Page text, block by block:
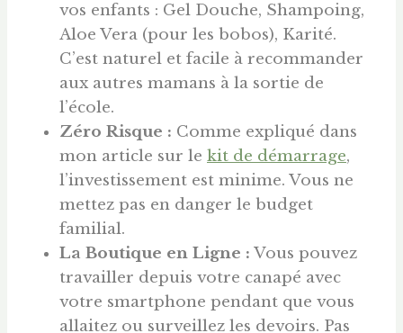
vos enfants : Gel Douche, Shampoing,
Aloe Vera (pour les bobos), Karité.
C’est naturel et facile à recommander
aux autres mamans à la sortie de
l’école.
Zéro Risque : Comme expliqué dans
mon article sur le kit de démarrage,
l’investissement est minime. Vous ne
mettez pas en danger le budget
familial.
La Boutique en Ligne : Vous pouvez
travailler depuis votre canapé avec
votre smartphone pendant que vous
allaitez ou surveillez les devoirs. Pas